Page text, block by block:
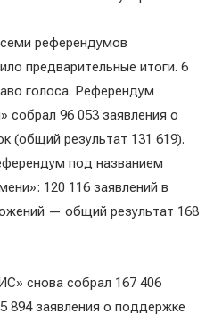
референдумов
предварительные итоги. 6
голоса. Референдум
96 053 заявления о
(общий результат 131 619).
под названием
120 116 заявлений в
— общий результат 168
снова собрал 167 406
894 заявления о поддержке